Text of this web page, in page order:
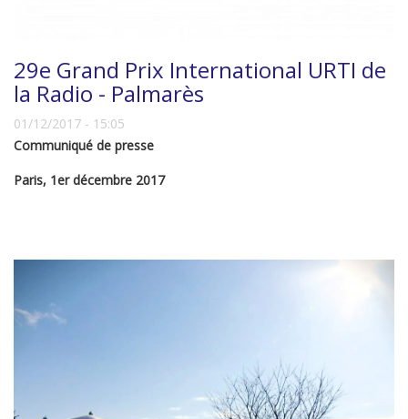
29e Grand Prix International URTI de
la Radio - Palmarès
01/12/2017 - 15:05
Communiqué de presse
Paris, 1er décembre 2017